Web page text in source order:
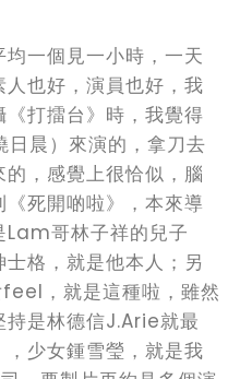
均一個見一小時，一天
也好，演員也好，我
打擂台》時，我覺得
晨）來演的，拿刀去
，感覺上很恰似，腦
死開啲啦》，本來導
Lam哥林子祥的兒子
士格，就是他本人；另
，就是這種啦，雖然
是林德信J.Arie就最
少女鍾雪瑩，就是我